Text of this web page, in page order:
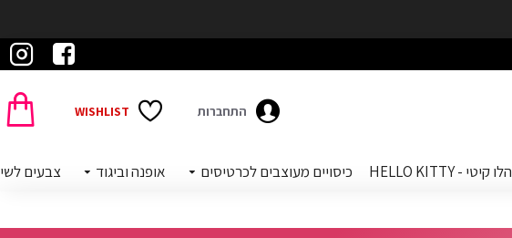
התחברות WISHLIST
הלו קיטי - HELLO KITTY כיסויים מעוצבים לכרטיסים אופנה וביגוד צבעים